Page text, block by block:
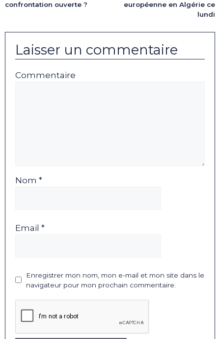
confrontation ouverte ?
européenne en Algérie ce
lundi
Laisser un commentaire
Commentaire
Nom *
Email *
Enregistrer mon nom, mon e-mail et mon site dans le
navigateur pour mon prochain commentaire.